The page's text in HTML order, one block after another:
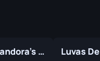
Luvas Desportivas ★ | Pandora's Box (Original de Fábrica)